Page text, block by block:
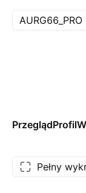
AURG66_PRO
PrzeglądProfil
Pełny